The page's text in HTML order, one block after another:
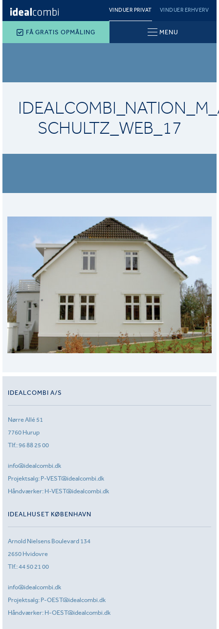
VINDUER PRIVAT VINDUER ERHVERV
FÅ GRATIS OPMÅLING MENU
SCHULTZ_WEB_17
IDEALCOMBI A/S
Nørre Allé 51
7760 Hurup
Tlf.:96 88 25 00
info@idealcombi.dk
Projektsalg: P-VEST@idealcombi.dk
Håndværker: H-VEST@idealcombi.dk
IDEALHUSET KØBENHAVN
Arnold Nielsens Boulevard 134
2650 Hvidovre
Tlf.:44 50 21 00
info@idealcombi.dk
Projektsalg: P-OEST@idealcombi.dk
Håndværker: H-OEST@idealcombi.dk